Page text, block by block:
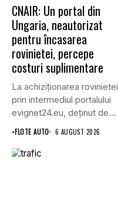
CNAIR: Un portal din
Ungaria, neautorizat
pentru încasarea
rovinietei, percepe
costuri suplimentare
La achiziționarea rovinietei
prin intermediul portalului
evignet24.eu, deținut de
Enternova Kft. din...
•FLOTE AUTO 6 AUGUST 2026